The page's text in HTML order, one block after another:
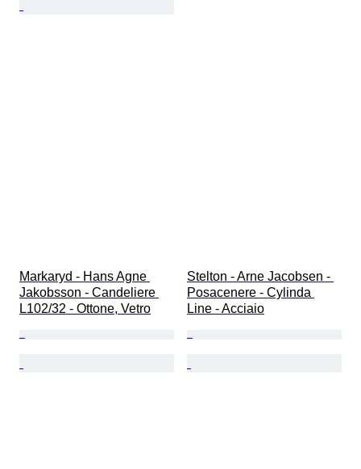
Markaryd - Hans Agne
Jakobsson - Candeliere
L102/32 - Ottone, Vetro
Stelton - Arne Jacobsen -
Posacenere - Cylinda
Line - Acciaio